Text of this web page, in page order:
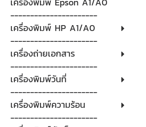
----------------------
เครื่องพิมพ์ HP A1/A0
----------------------
เครื่องถ่ายเอกสาร
----------------------
เครื่องพิมพ์วันที่
----------------------
เครื่องพิมพ์ความร้อน
----------------------